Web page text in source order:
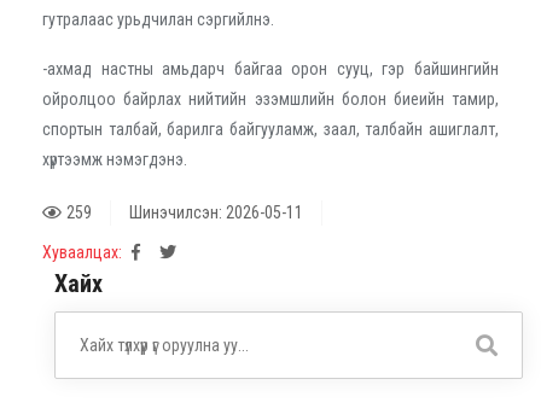
гутралаас урьдчилан сэргийлнэ.
-ахмад настны амьдарч байгаа орон сууц, гэр байшингийн
ойролцоо байрлах нийтийн эзэмшлийн болон биеийн тамир,
спортын талбай, барилга байгууламж, заал, талбайн ашиглалт,
хүртээмж нэмэгдэнэ.
259 Шинэчилсэн: 2026-05-11
Хуваалцах:
Хайх